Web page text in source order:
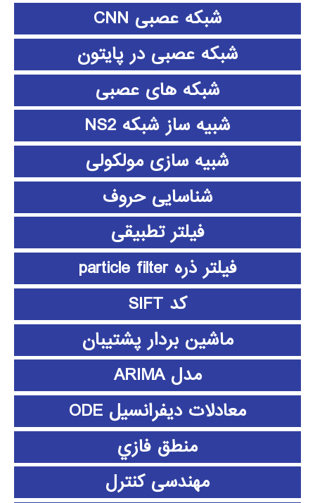
شبکه عصبی CNN
شبکه عصبی در پایتون
شبکه های عصبی
شبیه ساز شبکه NS2
شبیه سازی مولکولی
شناسایی حروف
فیلتر تطبیقی
فیلتر ذره particle filter
کد SIFT
ماشین بردار پشتیبان
مدل ARIMA
معادلات دیفرانسیل ODE
منطق فازي
مهندسی کنترل